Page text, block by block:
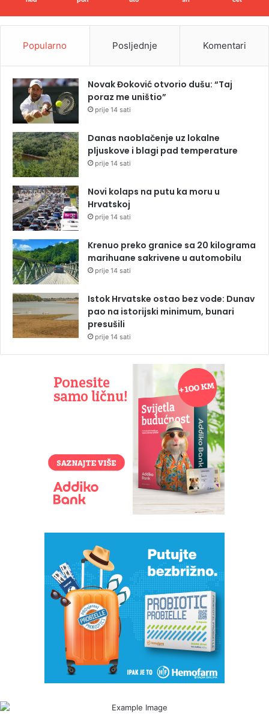
Popularno Posljednje Komentari
Novak Đoković otvorio dušu: “Taj
poraz me uništio”
prije 14 sati
Danas naoblačenje uz lokalne
pljuskove i blagi pad temperature
prije 14 sati
Novi kolaps na putu ka moru u
Hrvatskoj
prije 14 sati
Krenuo preko granice sa 20 kilograma
marihuane sakrivene u automobilu
prije 14 sati
Istok Hrvatske ostao bez vode: Dunav
pao na istorijski minimum, bunari
presušili
prije 14 sati